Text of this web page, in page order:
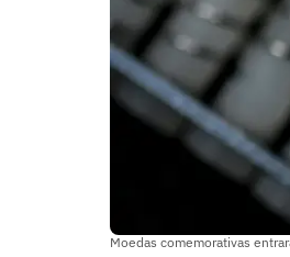
Moedas comemorativas